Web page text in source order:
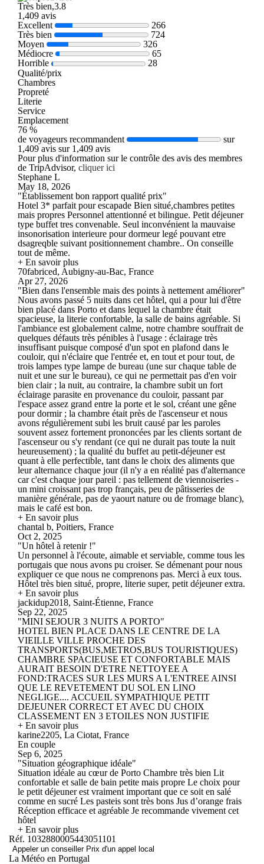
Très bien,3.8
1,409 avis
Excellent
266
Très bien
724
Moyen
326
Médiocre
65
Horrible
28
Qualité/prix
Chambres
Propreté
Literie
Service
Emplacement
76 %
de voyageurs recommandent
sur
1,409 avis sur 1,409 avis
Pour plus d'information sur le contrôle des avis des membres
de TripAdvisor, cliquer ici
Stephane L
May 18, 2026
"Établissement bon rapport qualité prix"
Hotel 3* parfait pour escapade Bien situé,chambres petites
mais propres Personnel attentionné et bilingue. Petit déjeuner
type buffet tres convenable. Seul inconvénient la mauvaise
insonorisation interieure pour dormeur legé pouvant etre
dsagreqble suivant positionnement chambre.. On conseille
tout de même.
+ En savoir plus
70fabriced, Aubigny-au-Bac, France
Apr 27, 2026
"Bien dans l'ensemble mais des points à nettement améliorer"
Nous avons passé 5 nuits dans cet hôtel, qui a pour lui d'être
bien placé dans Porto et dans lequel la chambre était
spacieuse, la literie confortable, la salle de bains agréable. Si
l'ambiance est globalement calme, notre chambre souffrait de
quelques défauts très pénibles à l'usage : éclairage très
insuffisant puisque composé d'un spot en plafond dans le
couloir, qui n'éclaire que l'entrée et, en tout et pour tout, de
trois lampes type lampe de bureau (une sur chaque table de
nuit et une sur le bureau), ce qui ne permettait pas d'en voir
bien clair ; la nuit, au contraire, la chambre subit un fort
éclairage parasite en provenance du couloir, passant par
l'espace assez grand entre la porte et le sol, créant une gêne
pour dormir ; la chambre était près de l'ascenseur et nous
avons régulièrement subi les bruit causé par les paroles
souvent assez fortement prononcées par les clients sortant de
l'ascenseur ou s'y rendant (ce qui ne durait pas toute la nuit
heureusement) ; la qualité du buffet au petit-déjeuner est
quant à elle perfectible, tant dans le choix des aliments que
leur alternance chaque jour (il n'y a en réalité pas d'alternance
car c'est chaque jour pareil : pas tellement de viennoiseries -
un mini croissant pas trop français, peu de pâtisseries de
manière générale, pas de yaourt nature ou de fromage blanc),
mais le café est bon.
+ En savoir plus
chantal b, Poitiers, France
Oct 2, 2025
"Un hôtel à retenir !"
Un personnel à l'écoute, aimable et serviable, comme tous les
portugais que nous avons pu croiser. Se démenant pour nous
expliquer ce que nous ne comprenons pas. Merci à eux tous.
Hôtel très bien situé, propre, literie super, petit déjeuner extra.
+ En savoir plus
jackidup2018, Saint-Étienne, France
Sep 22, 2025
"MINI SEJOUR 3 NUITS A PORTO"
HOTEL BIEN PLACE DANS LE CENTRE DE LA
VIEILLE VILLE PROCHE DES
TRANSPORTS(BUS,METROS,BUS TOURISTIQUES)
CHAMBRE SPACIEUSE ET CONFORTABLE MAIS
AURAIT BESOIN D'ETRE NETTOYEE A
FOND:TRACES SUR LES MURS A L'ENTREE AINSI
QUE LE REVETEMENT DU SOL EN LINO
NEGLIGE.... ACCUEIL SYMPATHIQUE PETIT
DEJEUNER CORRECT ET AVEC DU CHOIX
CLASSEMENT EN 3 ETOILES NON JUSTIFIE
+ En savoir plus
karine2205, La Ciotat, France
En couple
Sep 6, 2025
"Situation géographique idéale"
Situation idéale au cœur de Porto Chambre très bien Lit
confortable et salle de bain petite mais propre Le choix pour
le petit déjeuner est vraiment important que ce soit en salé
comme en sucré Les pasteis sont très bons Jus d’orange frais
Réception efficace et agréable Je recommande vivement cet
hôtel
+ En savoir plus
Réf. 1032880005443051101
Appeler un conseiller Prix d'un appel local
La Météo en Portugal